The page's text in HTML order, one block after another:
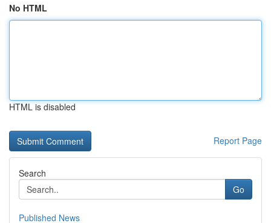
No HTML
HTML is disabled
Report Page
Search
Go
Published News